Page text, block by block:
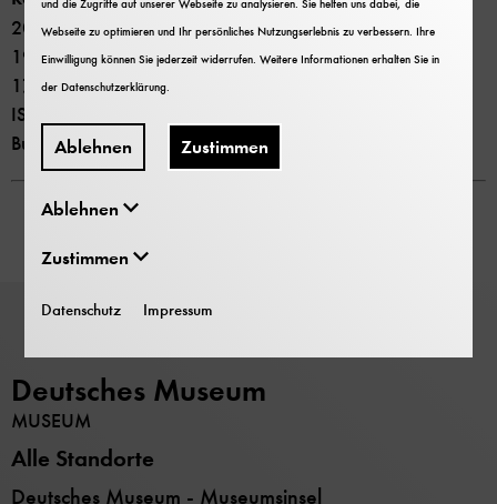
2000 Jahre Bonn
1989 Rheinland in Kooperation mit Deutsches Museum
176 Seiten
ISBN 3792710005
Buchhandelspreis 5,50 €
Deutsches Museum
MUSEUM
Alle Standorte
Deutsches Museum - Museumsinsel
und die Zugriffe auf unserer Webseite zu analysieren. Sie helfen uns dabei, die
Webseite zu optimieren und Ihr persönliches Nutzungserlebnis zu verbessern. Ihre
Einwilligung können Sie jederzeit widerrufen. Weitere Informationen erhalten Sie in
derDatenschutzerklärung.
Ablehnen Zustimmen
Ablehnen
Zustimmen
Datenschutz Impressum